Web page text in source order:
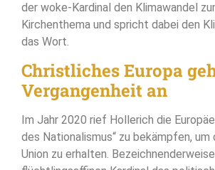
der woke-Kardinal den Klimawandel
Kirchenthema und spricht dabei den
das Wort.
Christliches Europa
Vergangenheit an
Im Jahr 2020 rief Hollerich die
des Nationalismus“ zu bekämpfen, um
Union zu erhalten.